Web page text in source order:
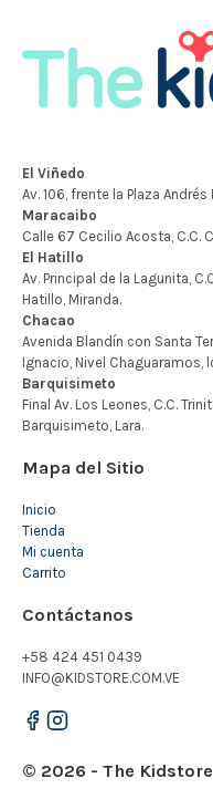
Mapa del Sitio
Inicio
Tienda
Mi cuenta
Carrito
Contáctanos
+58 424 451 0439
INFO@KIDSTORE.COM.VE
© 2026 - The Kidstore